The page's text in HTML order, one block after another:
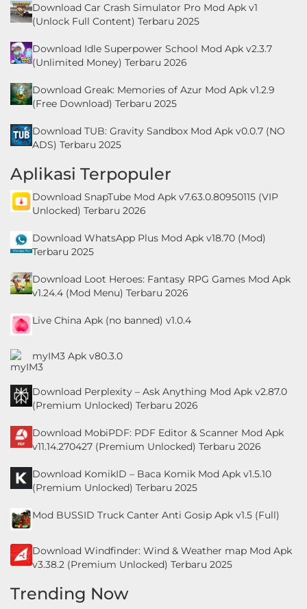
Download Car Crash Simulator Pro Mod Apk v1
(Unlock Full Content) Terbaru 2025
Download Idle Superpower School Mod Apk v2.3.7
(Unlimited Money) Terbaru 2026
Download Greak: Memories of Azur Mod Apk v1.2.9
(Free Download) Terbaru 2025
Download TUB: Gravity Sandbox Mod Apk v0.0.7 (NO
ADS) Terbaru 2025
Aplikasi Terpopuler
Download SnapTube Mod Apk v7.63.0.80950115 (VIP
Unlocked) Terbaru 2026
Download WhatsApp Plus Mod Apk v18.70 (Mod)
Terbaru 2025
Download Loot Heroes: Fantasy RPG Games Mod Apk
v1.24.4 (Mod Menu) Terbaru 2026
Live China Apk (no banned) v1.0.4
myIM3 Apk v80.3.0
Download Perplexity – Ask Anything Mod Apk v2.87.0
(Premium Unlocked) Terbaru 2026
Download MobiPDF: PDF Editor & Scanner Mod Apk
v11.14.270427 (Premium Unlocked) Terbaru 2026
Download KomikID – Baca Komik Mod Apk v1.5.10
(Premium Unlocked) Terbaru 2025
Mod BUSSID Truck Canter Anti Gosip Apk v1.5 (Full)
Download Windfinder: Wind & Weather map Mod Apk
v3.38.2 (Premium Unlocked) Terbaru 2025
Trending Now